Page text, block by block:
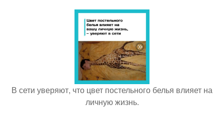
В сети уверяют, что цвет постельного белья влияет на
личную жизнь.